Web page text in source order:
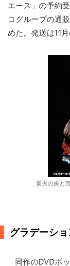
エース」の予約
コグループの通
めた。発送は11月
業火の炎と
グラデーシ
同作のDVDボ